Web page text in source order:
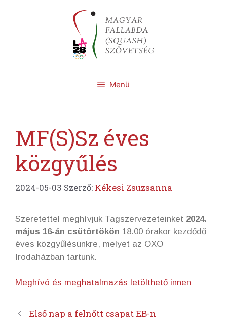
Menü
MF(S)Sz éves
közgyűlés
2024-05-03 Szerző: Kékesi Zsuzsanna
Szeretettel meghívjuk Tagszervezeteinket 2024.
május 16-án csütörtökön 18.00 órakor kezdődő
éves közgyűlésünkre, melyet az OXO
Irodaházban tartunk.
Meghívó és meghatalmazás letölthető innen
Első nap a felnőtt csapat EB-n